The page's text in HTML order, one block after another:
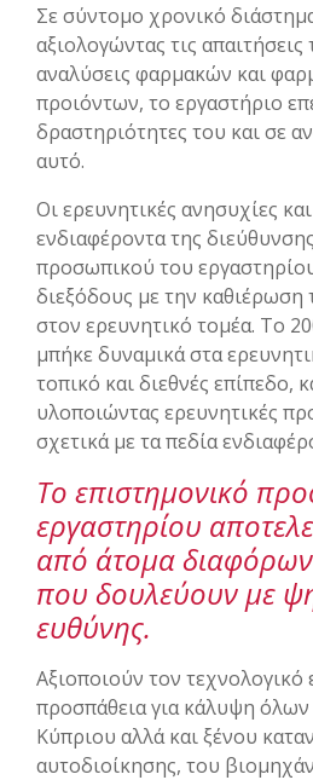
Σε σύντομο χρονικό
αξιολογώντας τις απαιτήσεις
αναλύσεις φαρμακών και
προιόντων, το εργαστήριο
δραστηριότητες του και σε
αυτό.
Οι ερευνητικές ανησυχίες
ενδιαφέροντα της
προσωπικού του
διεξόδους με την καθιέρωση
στον ερευνητικό τομέα. Το
μπήκε δυναμικά στα
τοπικό και διεθνές επίπεδο,
υλοποιώντας ερευνητικές
σχετικά με τα πεδία
Το επιστημονικό
εργαστηρίου
από άτομα διαφόρων
που δουλεύουν με
ευθύνης.
Αξιοποιούν τον τεχνολογικό
προσπάθεια για κάλυψη
Κύπριου αλλά και ξένου
αυτοδιοίκησης, του